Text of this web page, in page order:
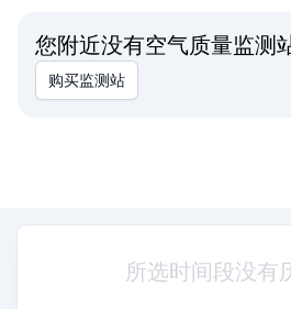
您附近没有空气质量监测
购买监测站
所选时间段没有